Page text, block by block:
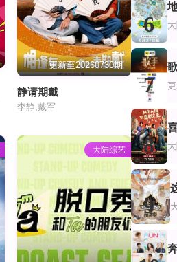
更新至20260730期
静请期戴
李静,戴军
大陆综艺
6
7
8
9